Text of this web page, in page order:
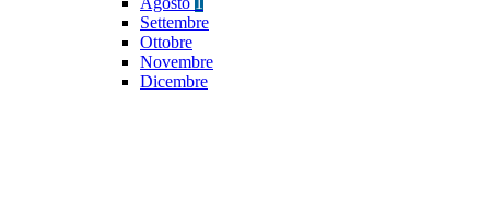
Settembre
Ottobre
Novembre
Dicembre